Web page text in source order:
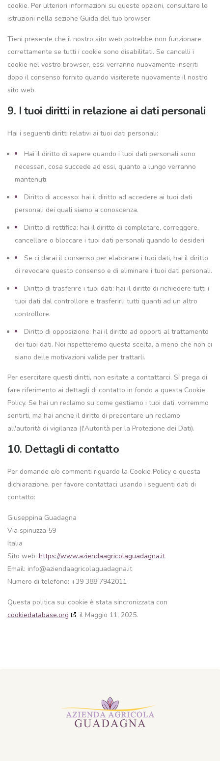
cookie. Per ulteriori informazioni su queste opzioni, consultare le
istruzioni nella sezione Guida del tuo browser.
Tieni presente che il nostro sito web potrebbe non funzionare
correttamente se tutti i cookie sono disabilitati. Se cancelli i
cookie nel vostro browser, essi verranno nuovamente inseriti
dopo il consenso fornito quando visiterete nuovamente il nostro
sito web.
9. I tuoi diritti in relazione ai dati personali
Hai i seguenti diritti relativi ai tuoi dati personali:
Hai il diritto di sapere quando i tuoi dati personali sono
necessari, cosa succede ad essi, quanto a lungo verranno
mantenuti.
Diritto di accesso: hai il diritto ad accedere ai tuoi dati
personali dei quali siamo a conoscenza.
Diritto di rettifica: hai il diritto di completare, correggere,
cancellare o bloccare i tuoi dati personali quando lo desideri.
Se ci darai il consenso per elaborare i tuoi dati, hai il diritto
di revocare questo consenso e di eliminare i tuoi dati personali.
Diritto di trasferire i tuoi dati: hai il diritto di richiedere tutti i
tuoi dati dal controllore e trasferirli tutti quanti ad un altro
controllore.
Diritto di opposizione: hai il diritto ad opporti al trattamento
dei tuoi dati. Noi rispetteremo questa scelta, a meno che non ci
siano delle motivazioni valide per trattarli.
Per esercitare questi diritti, non esitate a contattarci. Si prega di
fare riferimento ai dettagli di contatto in fondo a questa Cookie
Policy. Se hai un reclamo su come gestiamo i tuoi dati, vorremmo
sentirti, ma hai anche il diritto di presentare un reclamo
all'autorità di vigilanza (l'Autorità per la Protezione dei Dati).
10. Dettagli di contatto
Per domande e/o commenti riguardo la Cookie Policy e questa
dichiarazione, per favore contattaci usando i seguenti dati di
contatto:
Giuseppina Guadagna
Via spinuzza 59
Italia
Sito web: https://www.aziendaagricolaguadagna.it
Email: info@aziendaagricolaguadagna.it
Numero di telefono: +39 388 7942011
Questa politica sui cookie è stata sincronizzata con
cookiedatabase.org
il Maggio 11, 2025.